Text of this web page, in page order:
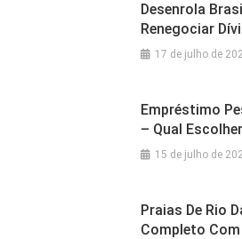
Desenrola
Renegociar
17 de julho de
Empréstimo
– Qual
15 de julho de
Praias De Rio
Completo